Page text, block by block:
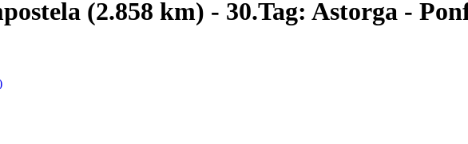
(2.858 km) - 30.Tag: Astorga -